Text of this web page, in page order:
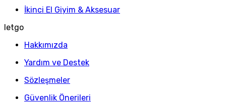
İkinci El Giyim & Aksesuar
letgo
Hakkımızda
Yardım ve Destek
Sözleşmeler
Güvenlik Önerileri